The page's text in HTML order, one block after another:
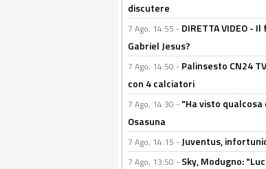
discutere
7 Ago, 14:55 - DIRETTA VIDEO -
Gabriel Jesus?
7 Ago, 14:50 - Palinsesto CN24
con 4 calciatori
7 Ago, 14:30 - "Ha visto qualcosa
Osasuna
7 Ago, 14:15 - Juventus,
7 Ago, 13:50 - Sky, Modugno: